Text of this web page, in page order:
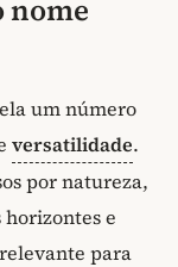
nome
um número
versatilidade.
por natureza,
e
para